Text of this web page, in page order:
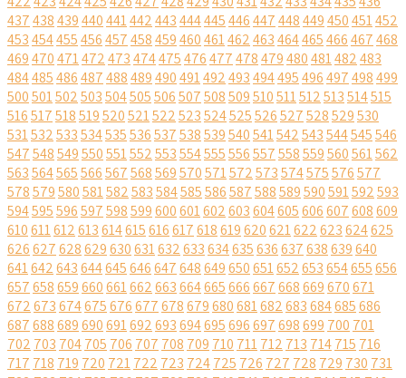
437438439440441442443444445446447448449450451452
453454455456457458459460461462463464465466467468
469470471472473474475476477478479480481482483
484485486487488489490491492493494495496497498499
500501502503504505506507508509510511512513514515
516517518519520521522523524525526527528529530
531532533534535536537538539540541542543544545546
547548549550551552553554555556557558559560561562
563564565566567568569570571572573574575576577
578579580581582583584585586587588589590591592593
594595596597598599600601602603604605606607608609
610611612613614615616617618619620621622623624625
626627628629630631632633634635636637638639640
641642643644645646647648649650651652653654655656
657658659660661662663664665666667668669670671
672673674675676677678679680681682683684685686
687688689690691692693694695696697698699 700 701
702 703 704705 706 707 708 709 710 711712 713 714715 716
717 718 719 720 721722 723 724725 726 727 728 729 730 731